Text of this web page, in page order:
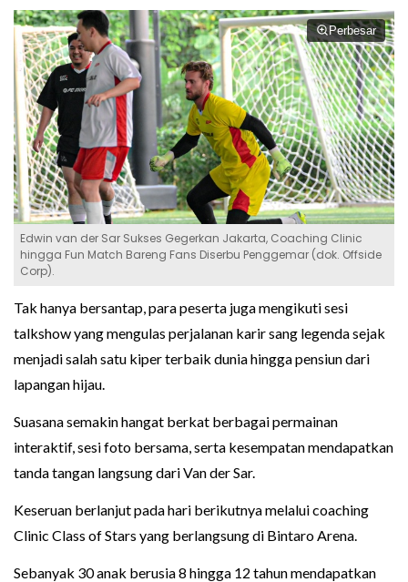
Perbesar
Edwin van der Sar Sukses Gegerkan Jakarta, Coaching Clinic
hingga Fun Match Bareng Fans Diserbu Penggemar (dok. Offside
Corp).
Tak hanya bersantap, para peserta juga mengikuti sesi
talkshow yang mengulas perjalanan karir sang legenda sejak
menjadi salah satu kiper terbaik dunia hingga pensiun dari
lapangan hijau.
Suasana semakin hangat berkat berbagai permainan
interaktif, sesi foto bersama, serta kesempatan mendapatkan
tanda tangan langsung dari Van der Sar.
Keseruan berlanjut pada hari berikutnya melalui coaching
Clinic Class of Stars yang berlangsung di Bintaro Arena.
Sebanyak 30 anak berusia 8 hingga 12 tahun mendapatkan